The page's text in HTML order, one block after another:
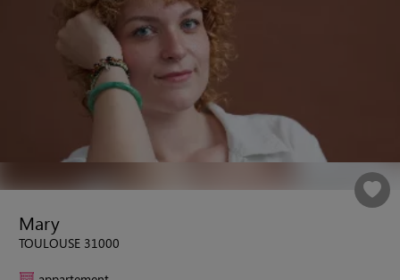
Mary
TOULOUSE 31000